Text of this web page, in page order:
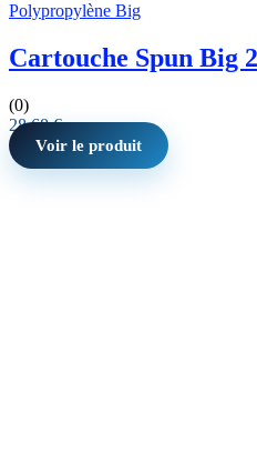
Polypropylène Big
Cartouche Spun Big
(0)
28,68€
Voir le produit